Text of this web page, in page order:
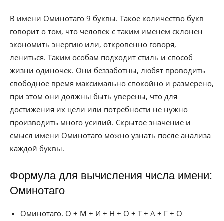
В имени Оминотаго 9 буквы. Такое количество букв
говорит о том, что человек с таким именем склонен
экономить энергию или, откровенно говоря,
лениться. Таким особам подходит стиль и способ
жизни одиночек. Они беззаботны, любят проводить
свободное время максимально спокойно и размерено,
при этом они должны быть уверены, что для
достижения их цели или потребности не нужно
производить много усилий. Скрытое значение и
смысл имени Оминотаго можно узнать после анализа
каждой буквы.
Формула для вычисления числа имени:
Оминотаго
Оминотаго. О + М + И + Н + О + Т + А + Г + О